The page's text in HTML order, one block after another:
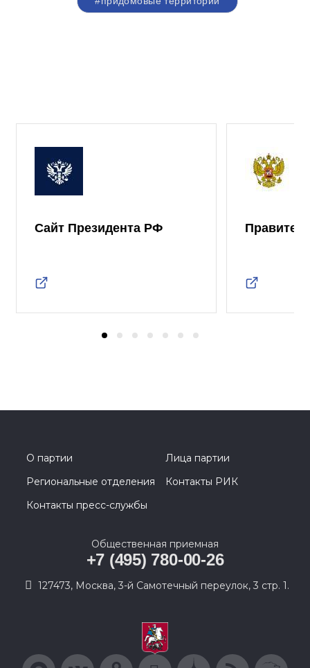
Сайт Президента РФ
О партии
Лица партии
Региональные отделения
Контакты РИК
Контакты пресс-службы
Общественная приемная
+7 (495) 780-00-26
127473, Москва, 3-й Самотечный переулок, 3 стр. 1.